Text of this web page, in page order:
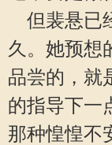
但裴悬已
久。她预想
品尝的，就
的指导下一
那种惶惶不